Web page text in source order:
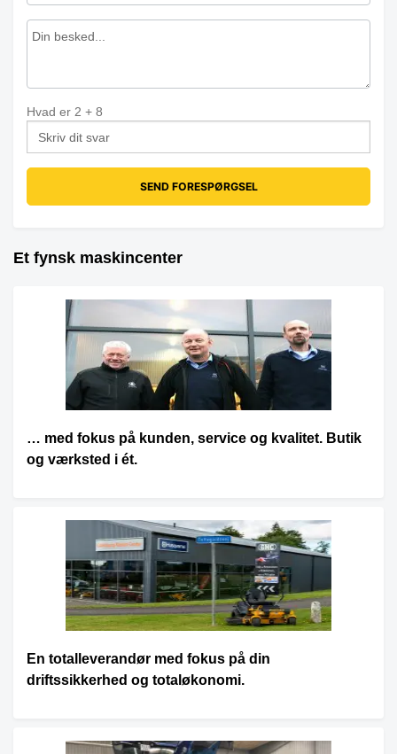
Hvad er 2 + 8
Et fynsk maskincenter
… med fokus på kunden, service og kvalitet. Butik
og værksted i ét.
En totalleverandør med fokus på din
driftssikkerhed og totaløkonomi.